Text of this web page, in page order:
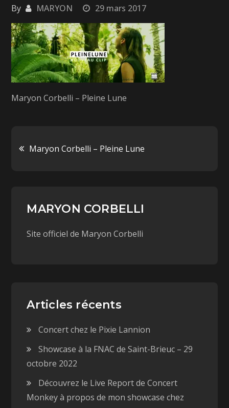
By MARYON 29 mars 2017
Maryon Corbelli – Pleine Lune
Maryon Corbelli – Pleine Lune
MARYON CORBELLI
Site officiel de Maryon Corbelli
Articles récents
Concert chez le Pixie Lannion
Showcase à la FNAC de Saint-Brieuc – 29
octobre 2022
Découvrez le Live Report de Concert
Monkey à propos de mon showcase chez